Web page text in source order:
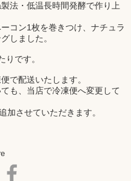
法・低温長時間発酵で作り上
コン1枚を巻きつけ、ナチュラ
しました。
りです。
で配送いたします。
も、当店で冷凍便へ変更して
加させていただきます。